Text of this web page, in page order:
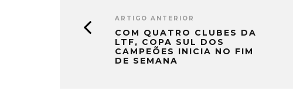
ARTIGO ANTERIOR
COM QUATRO CLUBES DA
LTF, COPA SUL DOS
CAMPEÕES INICIA NO FIM
DE SEMANA